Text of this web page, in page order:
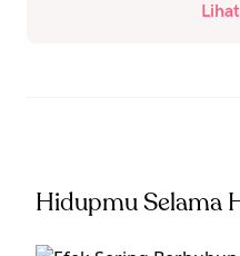
Hidupmu Selama